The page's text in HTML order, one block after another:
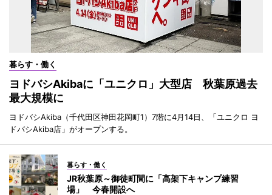
暮らす・働く
ヨドバシAkibaに「ユニクロ」大型店 秋葉原過去
最大規模に
ヨドバシAkiba（千代田区神田花岡町1）7階に4月14日、「ユニクロ ヨ
ドバシAkiba店」がオープンする。
暮らす・働く
JR秋葉原～御徒町間に「高架下キャンプ練習
場」 今春開設へ